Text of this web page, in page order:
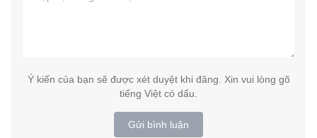
Ý kiến của bạn sẽ được xét duyệt khi đăng. Xin vui lòng gõ
tiếng Việt có dấu.
Gửi bình luận